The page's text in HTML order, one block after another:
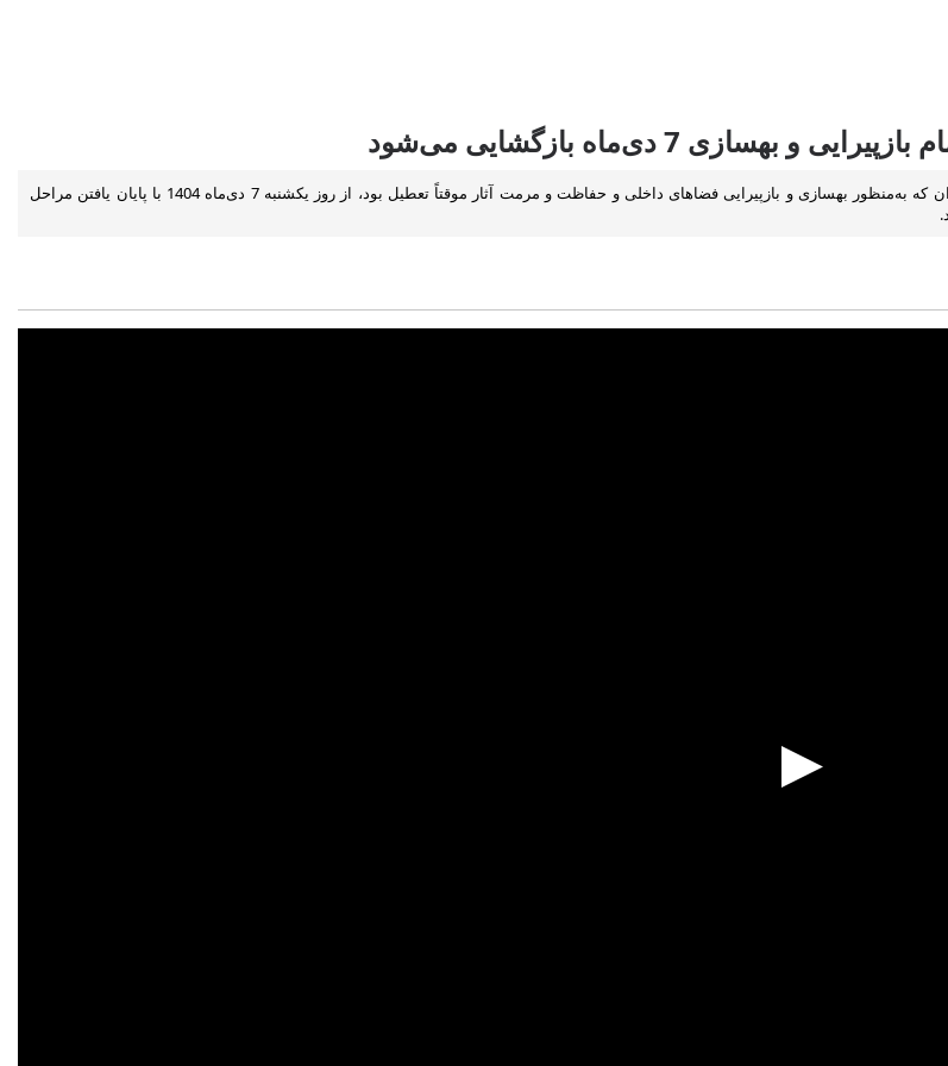
بهسازی 7 دی‌ماه بازگشایی می‌شود
موزه جهان‌نمای مجموعه فرهنگی تاریخی نیاوران که به‌منظور بهسازی و بازپیرایی فضا‌های داخلی و حفاظت و مرمت آثار موقتاً تعطیل بود، از روز یکشنبه 7 دی‌ماه 1404 با پایان یافتن مراحل